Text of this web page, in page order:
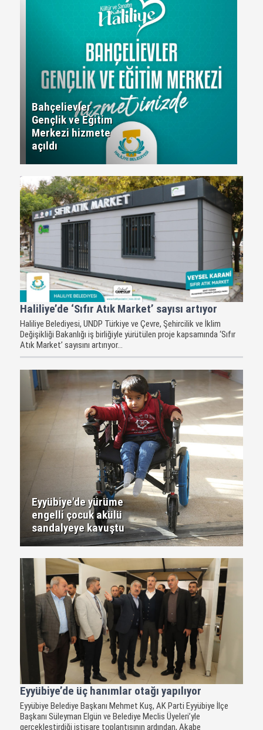
Bahçelievler
Gençlik ve Eğitim
Merkezi hizmete
açıldı
Haliliye’de ‘Sıfır Atık Market’ sayısı artıyor
Haliliye Belediyesi, UNDP Türkiye ve Çevre, Şehircilik ve İklim
Değişikliği Bakanlığı iş birliğiyle yürütülen proje kapsamında ‘Sıfır
Atık Market’ sayısını artırıyor...
Eyyübiye'de yürüme
engelli çocuk akülü
sandalyeye kavuştu
Eyyübiye’de üç hanımlar otağı yapılıyor
Eyyübiye Belediye Başkanı Mehmet Kuş, AK Parti Eyyübiye İlçe
Başkanı Süleyman Elgün ve Belediye Meclis Üyeleri’yle
gerçekleştirdiği istişare toplantısının ardından, Akabe